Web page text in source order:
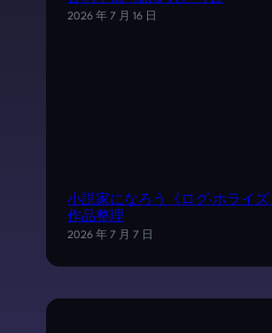
2026 年 7 月 16 日
小説家になろう《ログ·ホライ
作品整理
2026 年 7 月 7 日